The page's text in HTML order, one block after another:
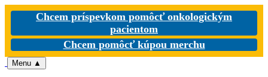
Chcem príspevkom pomôcť onkologickým
pacientom
Chcem pomôcť kúpou merchu
Menu ▲